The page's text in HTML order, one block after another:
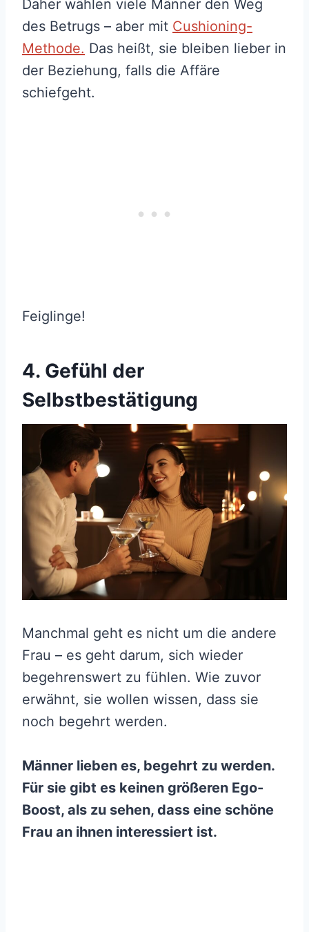
Daher wählen viele Männer den Weg
des Betrugs – aber mit Cushioning-
Methode. Das heißt, sie bleiben lieber in
der Beziehung, falls die Affäre
schiefgeht.
Feiglinge!
4. Gefühl der
Selbstbestätigung
Manchmal geht es nicht um die andere
Frau – es geht darum, sich wieder
begehrenswert zu fühlen. Wie zuvor
erwähnt, sie wollen wissen, dass sie
noch begehrt werden.
Männer lieben es, begehrt zu werden.
Für sie gibt es keinen größeren Ego-
Boost, als zu sehen, dass eine schöne
Frau an ihnen interessiert ist.